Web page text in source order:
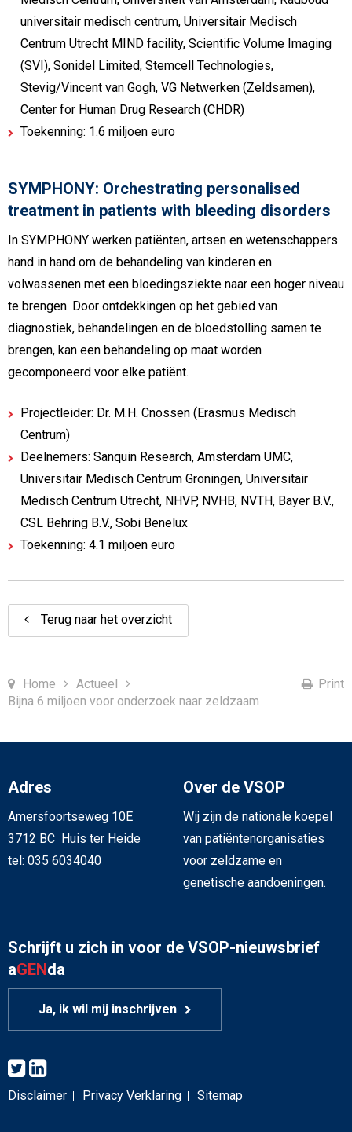
universitair medisch centrum, Universitair Medisch
Centrum Utrecht MIND facility, Scientific Volume Imaging
(SVI), Sonidel Limited, Stemcell Technologies,
Stevig/Vincent van Gogh, VG Netwerken (Zeldsamen),
Center for Human Drug Research (CHDR)
Toekenning: 1.6 miljoen euro
SYMPHONY: Orchestrating personalised
treatment in patients with bleeding disorders
In SYMPHONY werken patiënten, artsen en wetenschappers
hand in hand om de behandeling van kinderen en
volwassenen met een bloedingsziekte naar een hoger niveau
te brengen. Door ontdekkingen op het gebied van
diagnostiek, behandelingen en de bloedstolling samen te
brengen, kan een behandeling op maat worden
gecomponeerd voor elke patiënt.
Projectleider: Dr. M.H. Cnossen (Erasmus Medisch
Centrum)
Deelnemers: Sanquin Research, Amsterdam UMC,
Universitair Medisch Centrum Groningen, Universitair
Medisch Centrum Utrecht, NHVP, NVHB, NVTH, Bayer B.V.,
CSL Behring B.V., Sobi Benelux
Toekenning: 4.1 miljoen euro
Terug naar het overzicht
Home
Actueel
Bijna 6 miljoen voor onderzoek naar zeldzaam
Print
Adres
Amersfoortseweg 10E
3712 BC Huis ter Heide
tel: 035 6034040
Over de VSOP
Wij zijn de nationale koepel
van patiëntenorganisaties
voor zeldzame en
genetische aandoeningen.
Schrijft u zich in voor de VSOP-nieuwsbrief
aGENda
Ja, ik wil mij inschrijven
Disclaimer Privacy Verklaring Sitemap